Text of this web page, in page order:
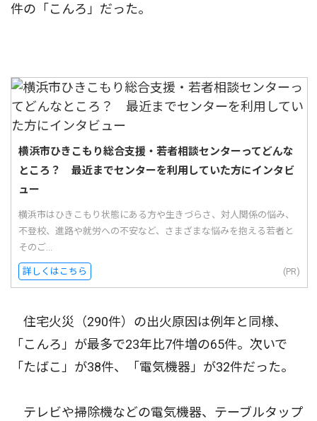
件の「こんろ」だった。
横浜市ひきこもり総合支援・若者相談センターってどんな
ところ？ 最近までセンターを利用していた方にインタビ
ュー
横浜市はひきこもり状態にある方や生きづらさ、対人関係の悩み、
不登校、進路や就労への不安など、さまざまな悩みを抱える若者と
そのご...
詳しくはこちら (PR)
住宅火災（290件）の出火原因は例年と同様、
「こんろ」が最多で23年比7件増の65件。次いで
「たばこ」が38件、「電気機器」が32件だった。
テレビや掃除機などの電気機器、テーブルタップ